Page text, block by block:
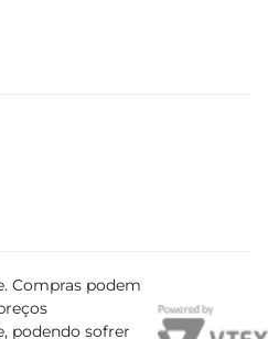
Compras podem
podendo sofrer